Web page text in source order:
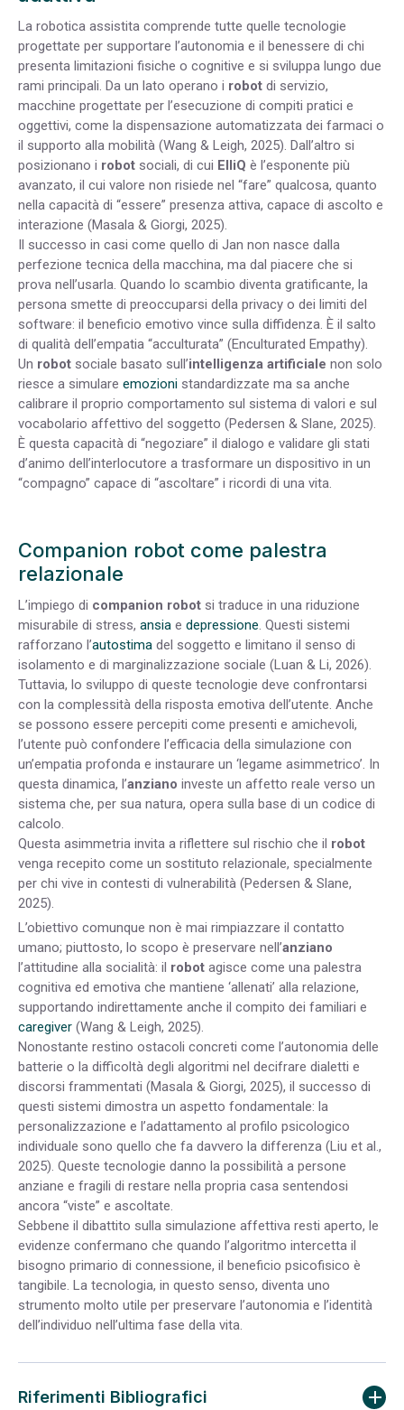
La robotica assistita comprende tutte quelle tecnologie
progettate per supportare l’autonomia e il benessere di chi
presenta limitazioni fisiche o cognitive e si sviluppa lungo due
rami principali. Da un lato operano i robot di servizio,
macchine progettate per l’esecuzione di compiti pratici e
oggettivi, come la dispensazione automatizzata dei farmaci o
il supporto alla mobilità (Wang & Leigh, 2025). Dall’altro si
posizionano i robot sociali, di cui ElliQ è l’esponente più
avanzato, il cui valore non risiede nel “fare” qualcosa, quanto
nella capacità di “essere” presenza attiva, capace di ascolto e
interazione (Masala & Giorgi, 2025).
Il successo in casi come quello di Jan non nasce dalla
perfezione tecnica della macchina, ma dal piacere che si
prova nell’usarla. Quando lo scambio diventa gratificante, la
persona smette di preoccuparsi della privacy o dei limiti del
software: il beneficio emotivo vince sulla diffidenza. È il salto
di qualità dell’empatia “acculturata” (Enculturated Empathy).
Un robot sociale basato sull’intelligenza artificiale non solo
riesce a simulare emozioni standardizzate ma sa anche
calibrare il proprio comportamento sul sistema di valori e sul
vocabolario affettivo del soggetto (Pedersen & Slane, 2025).
È questa capacità di “negoziare” il dialogo e validare gli stati
d’animo dell’interlocutore a trasformare un dispositivo in un
“compagno” capace di “ascoltare” i ricordi di una vita.
Companion robot come palestra
relazionale
L’impiego di companion robot si traduce in una riduzione
misurabile di stress, ansia e depressione. Questi sistemi
rafforzano l’autostima del soggetto e limitano il senso di
isolamento e di marginalizzazione sociale (Luan & Li, 2026).
Tuttavia, lo sviluppo di queste tecnologie deve confrontarsi
con la complessità della risposta emotiva dell’utente. Anche
se possono essere percepiti come presenti e amichevoli,
l’utente può confondere l’efficacia della simulazione con
un’empatia profonda e instaurare un ‘legame asimmetrico’. In
questa dinamica, l’anziano investe un affetto reale verso un
sistema che, per sua natura, opera sulla base di un codice di
calcolo.
Questa asimmetria invita a riflettere sul rischio che il robot
venga recepito come un sostituto relazionale, specialmente
per chi vive in contesti di vulnerabilità (Pedersen & Slane,
2025).
L’obiettivo comunque non è mai rimpiazzare il contatto
umano; piuttosto, lo scopo è preservare nell’anziano
l’attitudine alla socialità: il robot agisce come una palestra
cognitiva ed emotiva che mantiene ‘allenati’ alla relazione,
supportando indirettamente anche il compito dei familiari e
caregiver (Wang & Leigh, 2025).
Nonostante restino ostacoli concreti come l’autonomia delle
batterie o la difficoltà degli algoritmi nel decifrare dialetti e
discorsi frammentati (Masala & Giorgi, 2025), il successo di
questi sistemi dimostra un aspetto fondamentale: la
personalizzazione e l’adattamento al profilo psicologico
individuale sono quello che fa davvero la differenza (Liu et al.,
2025). Queste tecnologie danno la possibilità a persone
anziane e fragili di restare nella propria casa sentendosi
ancora “viste” e ascoltate.
Sebbene il dibattito sulla simulazione affettiva resti aperto, le
evidenze confermano che quando l’algoritmo intercetta il
bisogno primario di connessione, il beneficio psicofisico è
tangibile. La tecnologia, in questo senso, diventa uno
strumento molto utile per preservare l’autonomia e l’identità
dell’individuo nell’ultima fase della vita.
Riferimenti Bibliografici